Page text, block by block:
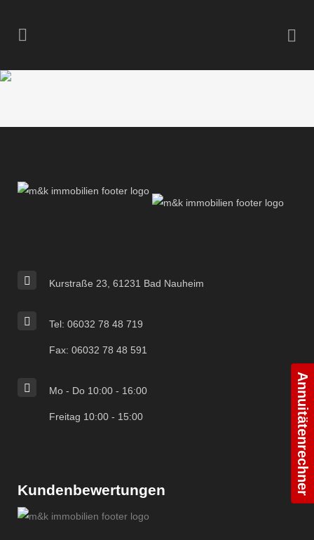
Kurstraße 23, 61231 Bad Nauheim
Tel: 06032 78 48 719
Fax: 06032 78 48 591
Mo - Do 10:00 - 16:00
Freitag 10:00 - 15:00
Kundenbewertungen Annuitätenrechner